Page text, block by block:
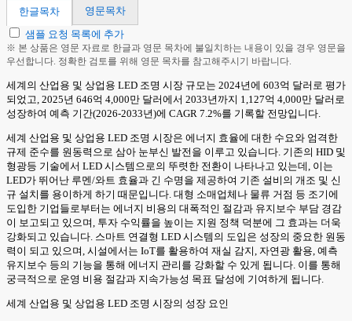
한글목차
영문목차
샘플 요청 목록에 추가
※ 본 상품은 영문 자료로 한글과 영문 목차에 불일치하는 내용이 있을 경우 영문을
우선합니다. 정확한 검토를 위해 영문 목차를 참고해주시기 바랍니다.
세계의 산업용 및 상업용 LED 조명 시장 규모는 2024년에 603억 달러로 평가
되었고, 2025년 646억 4,000만 달러에서 2033년까지 1,127억 4,000만 달러로
성장하여 예측 기간(2026-2033년)에 CAGR 7.2%를 기록할 전망입니다.
세계 산업용 및 상업용 LED 조명 시장은 에너지 효율에 대한 수요와 엄격한
규제 준수를 원동력으로 삼아 눈부신 발전을 이루고 있습니다. 기존의 HID 및
형광등 기술에서 LED 시스템으로의 뚜렷한 전환이 나타나고 있는데, 이는
LED가 뛰어난 루멘/와트 효율과 긴 수명을 제공하여 기존 설비의 개조 및 신
규 설치를 용이하게 하기 때문입니다. 대형 소매업체나 물류 거점 등 조기에
도입한 기업들로부터는 에너지 비용의 대폭적인 절감과 유지보수 부담 경감
이 보고되고 있으며, 투자 수익률을 높이는 지원 정책 덕분에 그 효과는 더욱
강화되고 있습니다. 스마트 연결형 LED 시스템의 도입은 성장의 중요한 원동
력이 되고 있으며, 시설에서는 IoT를 활용하여 재실 감지, 자연광 활용, 예측
유지보수 등의 기능을 통해 에너지 관리를 강화할 수 있게 됩니다. 이를 통해
궁극적으로 운영 비용 절감과 지속가능성 목표 달성에 기여하게 됩니다.
세계 산업용 및 상업용 LED 조명 시장의 성장 요인